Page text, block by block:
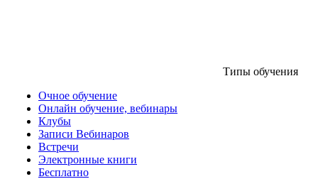
Типы обучения
Очное обучение
Онлайн обучение, вебинары
Клубы
Записи Вебинаров
Встречи
Электронные книги
Бесплатно